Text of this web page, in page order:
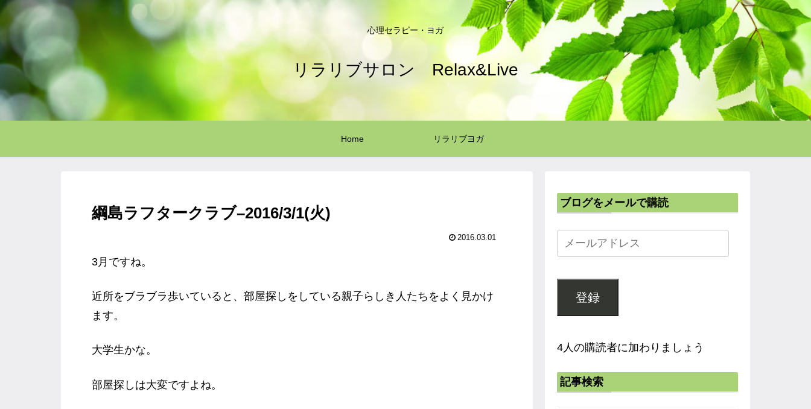
心理セラピー・ヨガ
リラリブサロン Relax&Live
Home リラリブヨガ
綱島ラフタークラブ–2016/3/1(火)
2016.03.01
3月ですね。
近所をブラブラ歩いていると、部屋探しをしている親子らしき人たちをよく見かけ
ます。
大学生かな。
部屋探しは大変ですよね。
ブログをメールで購読
登録
4人の購読者に加わりましょう
記事検索